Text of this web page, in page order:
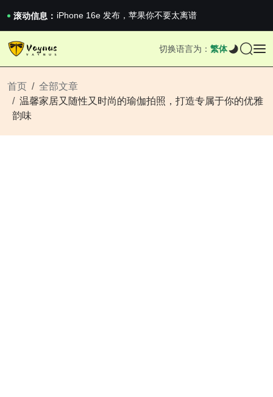
滚动信息： 2026澳网男单收官：全满贯对上全满亚，德约...
《巅峰守卫 Highguard》正式上线，官...
iPhone 16e 发布，苹果你不要太离谱
iPhone 16e 发布，苹果你不要太离谱
切换语言为： 繁体
首页
全部文章
温馨家居又随性又时尚的瑜伽拍照，打造专属于你的优雅
韵味